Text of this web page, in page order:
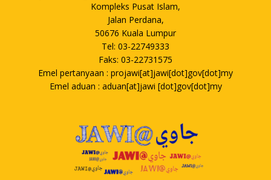
Kompleks Pusat Islam,
Jalan Perdana,
50676 Kuala Lumpur
Tel: 03-22749333
Faks: 03-22731575
Emel pertanyaan : projawi[at]jawi[dot]gov[dot]my
Emel aduan : aduan[at]jawi [dot]gov[dot]my